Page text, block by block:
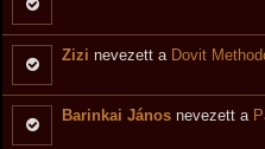
Zizi nevezett a Dovit
Barinkai János nevezett a